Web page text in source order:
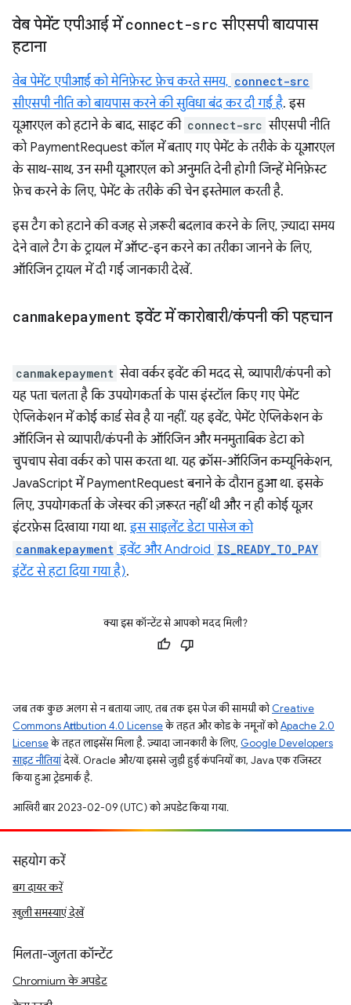
वेब पेमेंट एपीआई मेंconnect-src सीएसपी बायपास
हटाना
वेब पेमेंट एपीआई को मेनिफ़ेस्ट फ़ेच करते समय, connect-src
सीएसपी नीति को बायपास करने की सुविधा बंद कर दी गई है. इस
यूआरएल को हटाने के बाद, साइट की connect-src सीएसपी नीति
को PaymentRequest कॉल में बताए गए पेमेंट के तरीके के यूआरएल
के साथ-साथ, उन सभी यूआरएल को अनुमति देनी होगी जिन्हें मेनिफ़ेस्ट
फ़ेच करने के लिए, पेमेंट के तरीके की चेन इस्तेमाल करती है.
इस टैग को हटाने की वजह से ज़रूरी बदलाव करने के लिए, ज़्यादा समय
देने वाले टैग के ट्रायल में ऑप्ट-इन करने का तरीका जानने के लिए,
ऑरिजिन ट्रायल में दी गई जानकारी देखें.
canmakepayment इवेंट में कारोबारी/कंपनी की पहचान
canmakepayment सेवा वर्कर इवेंट की मदद से, व्यापारी/कंपनी को
यह पता चलता है कि उपयोगकर्ता के पास इंस्टॉल किए गए पेमेंट
ऐप्लिकेशन में कोई कार्ड सेव है या नहीं. यह इवेंट, पेमेंट ऐप्लिकेशन के
ऑरिजिन से व्यापारी/कंपनी के ऑरिजिन और मनमुताबिक डेटा को
चुपचाप सेवा वर्कर को पास करता था. यह क्रॉस-ऑरिजिन कम्यूनिकेशन,
JavaScript में PaymentRequest बनाने के दौरान हुआ था. इसके
लिए, उपयोगकर्ता के जेस्चर की ज़रूरत नहीं थी और न ही कोई यूज़र
इंटरफ़ेस दिखाया गया था.इस साइलेंट डेटा पासेज को
canmakepayment इवेंट और Android IS_READY_TO_PAY
इंटेंट से हटा दिया गया है).
क्या इस कॉन्टेंट से आपको मदद मिली?
जब तक कुछ अलग से न बताया जाए, तब तक इस पेज की सामग्री कोCreative
Commons Attribution 4.0 Licenseके तहत और कोड के नमूनों कोApache 2.0
Licenseके तहत लाइसेंस मिला है. ज़्यादा जानकारी के लिए, Google Developers
साइट नीतियांदेखें. Oracle और/या इससे जुड़ी हुई कंपनियों का, Java एक रजिस्टर
किया हुआ ट्रेडमार्क है.
आखिरी बार 2023-02-09 (UTC) को अपडेट किया गया.
सहयोग करें
बग दायर करें
खुली समस्याएं देखें
मिलता-जुलता कॉन्टेंट
Chromium के अपडेट